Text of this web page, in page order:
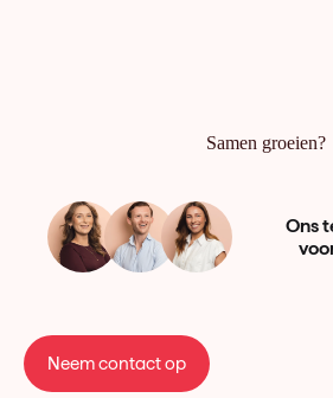
Samen groeien?
Ons
Neem contact op